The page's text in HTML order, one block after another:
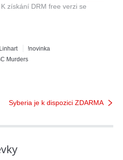
. K získání DRM free verzi se
!novinka
Murders
Syberia je k dispozici ZDARMA